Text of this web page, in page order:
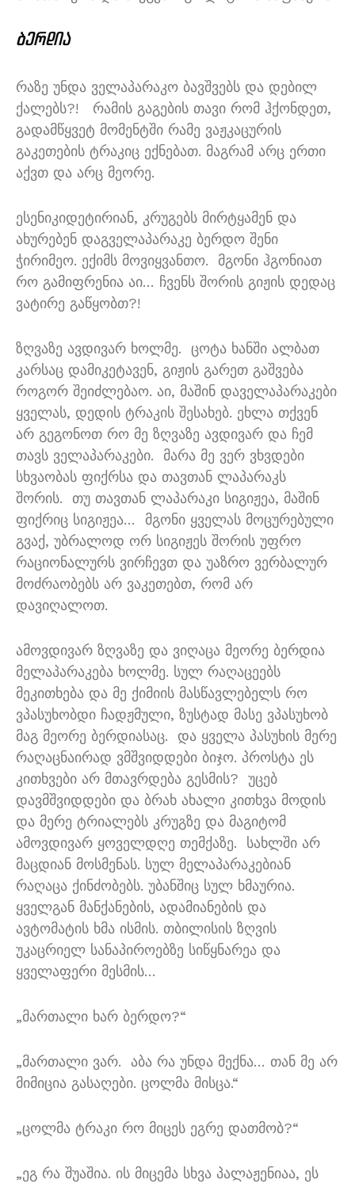
ბერდია
რაზე უნდა ველაპარაკო ბავშვებს და დებილ
ქალებს?! რამის გაგების თავი რომ ჰქონდეთ,
გადამწყვეტ მომენტში რამე ვაჟკაცურის
გაკეთების ტრაკიც ექნებათ. მაგრამ არც ერთი
აქვთ და არც მეორე.
ესენიკიდეტირიან, კრუგებს მირტყამენ და
ახურებენ დაგველაპარაკე ბერდო შენი
ჭირიმეო. ექიმს მოვიყვანთო.
მგონი ჰგონიათ
რო გამიფრენია აი… ჩვენს შორის გიჟის დედაც
ვატირე გაწყობთ?!
ზღვაზე ავდივარ ხოლმე.
ცოტა ხანში ალბათ
კარსაც დამიკეტავენ, გიჟის გარეთ გაშვება
როგორ შეიძლებაო. აი, მაშინ დაველაპარაკები
ყველას, დედის ტრაკის შესახებ. ეხლა თქვენ
არ გეგონოთ რო მე ზღვაზე ავდივარ და ჩემ
თავს ველაპარაკები.
მარა მე ვერ ვხვდები
სხვაობას ფიქრსა და თავთან ლაპარაკს
შორის. თუ თავთან ლაპარაკი სიგიჟეა, მაშინ
ფიქრიც სიგიჟეა…
მგონი ყველას მოცურებული
გვაქ, უბრალოდ ორ სიგიჟეს შორის უფრო
რაციონალურს ვირჩევთ და უაზრო ვერბალურ
მოძრაობებს არ ვაკეთებთ, რომ არ
დავიღალოთ.
ამოვდივარ ზღვაზე და ვიღაცა მეორე ბერდია
მელაპარაკება ხოლმე. სულ რაღაცეებს
მეკითხება და მე ქიმიის მასწავლებელს რო
ვპასუხობდი ჩადჟმული, ზუსტად მასე ვპასუხობ
მაგ მეორე ბერდიასაც.
და ყველა პასუხის მერე
რაღაცნაირად ვმშვიდდები ბიჯო. პროსტა ეს
კითხვები არ მთავრდება გესმის?
უცებ
დავმშვიდდები და ბრახ ახალი კითხვა მოდის
და მერე ტრიალებს კრუგზე და მაგიტომ
ამოვდივარ ყოველდღე თემქაზე.
სახლში არ
მაცდიან მოსმენას. სულ მელაპარაკებიან
რაღაცა ქინძობებს. უბანშიც სულ ხმაურია.
ყველგან მანქანების, ადამიანების და
ავტომატის ხმა ისმის. თბილისის ზღვის
უკაცრიელ სანაპიროებზე სიწყნარეა და
ყველაფერი მესმის…
„მართალი ხარ ბერდო?“
„მართალი ვარ. აბა რა უნდა მექნა… თან მე არ
მიმიცია გასაღები. ცოლმა მისცა.“
„ცოლმა ტრაკი რო მიცეს ეგრე დათმობ?“
„ეგ რა შუაშია. ის მიცემა სხვა პალაჟენიაა, ეს